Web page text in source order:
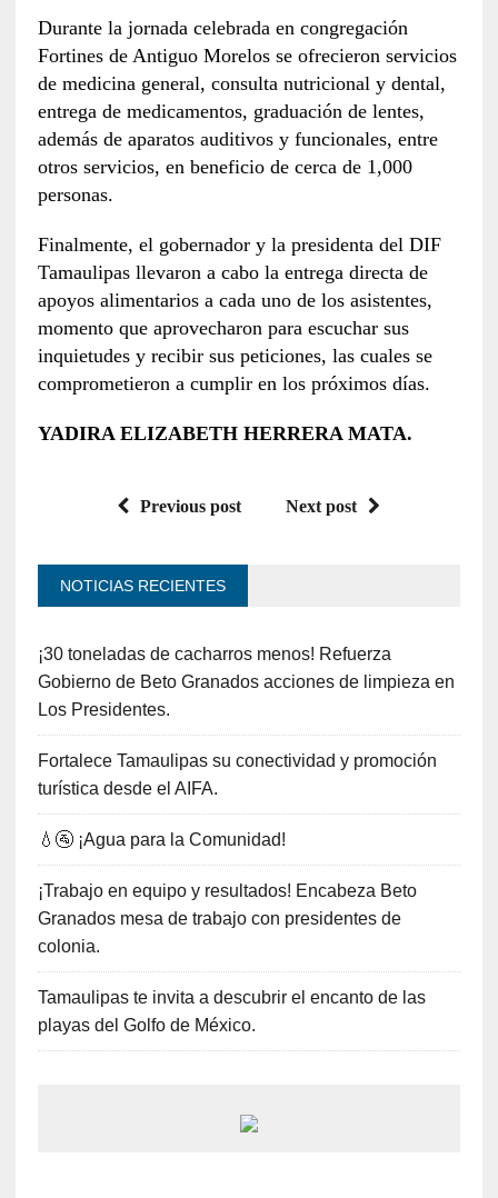
Durante la jornada celebrada en congregación
Fortines de Antiguo Morelos se ofrecieron servicios
de medicina general, consulta nutricional y dental,
entrega de medicamentos, graduación de lentes,
además de aparatos auditivos y funcionales, entre
otros servicios, en beneficio de cerca de 1,000
personas.
Finalmente, el gobernador y la presidenta del DIF
Tamaulipas llevaron a cabo la entrega directa de
apoyos alimentarios a cada uno de los asistentes,
momento que aprovecharon para escuchar sus
inquietudes y recibir sus peticiones, las cuales se
comprometieron a cumplir en los próximos días.
YADIRA ELIZABETH HERRERA MATA.
Previous post Next post
NOTICIAS RECIENTES
¡30 toneladas de cacharros menos! Refuerza
Gobierno de Beto Granados acciones de limpieza en
Los Presidentes.
Fortalece Tamaulipas su conectividad y promoción
turística desde el AIFA.
💧🚰 ¡Agua para la Comunidad!
¡Trabajo en equipo y resultados! Encabeza Beto
Granados mesa de trabajo con presidentes de
colonia.
Tamaulipas te invita a descubrir el encanto de las
playas del Golfo de México.